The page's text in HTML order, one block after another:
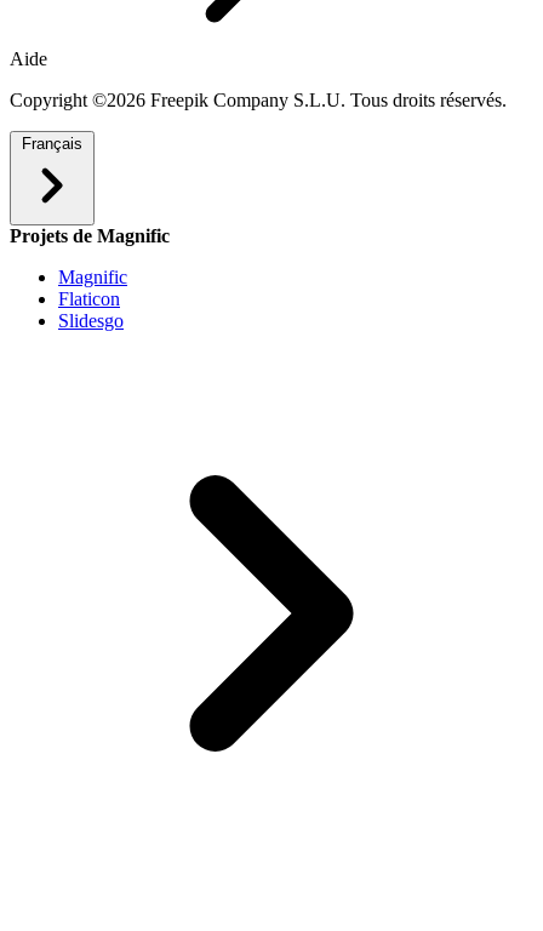
Aide
Copyright ©2026 Freepik Company S.L.U. Tous droits réservés.
Français
Projets de Magnific
Magnific
Flaticon
Slidesgo